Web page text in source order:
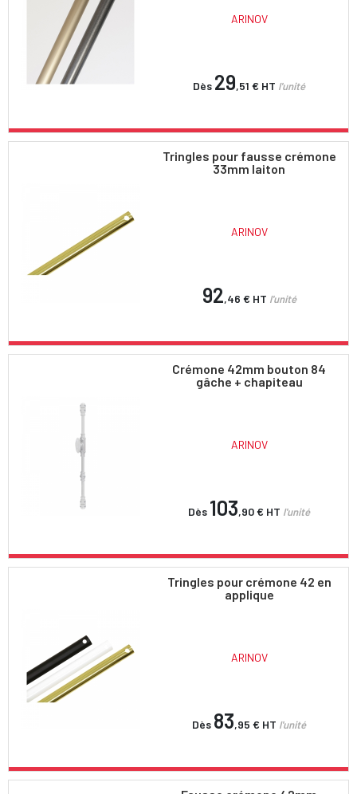
ARINOV
Dès 29,51 € HT l'unité
Tringles pour fausse crémone
33mm laiton
ARINOV
92,46 € HT l'unité
Crémone 42mm bouton 84
gâche + chapiteau
ARINOV
Dès 103,90 € HT l'unité
Tringles pour crémone 42 en
applique
ARINOV
Dès 83,95 € HT l'unité